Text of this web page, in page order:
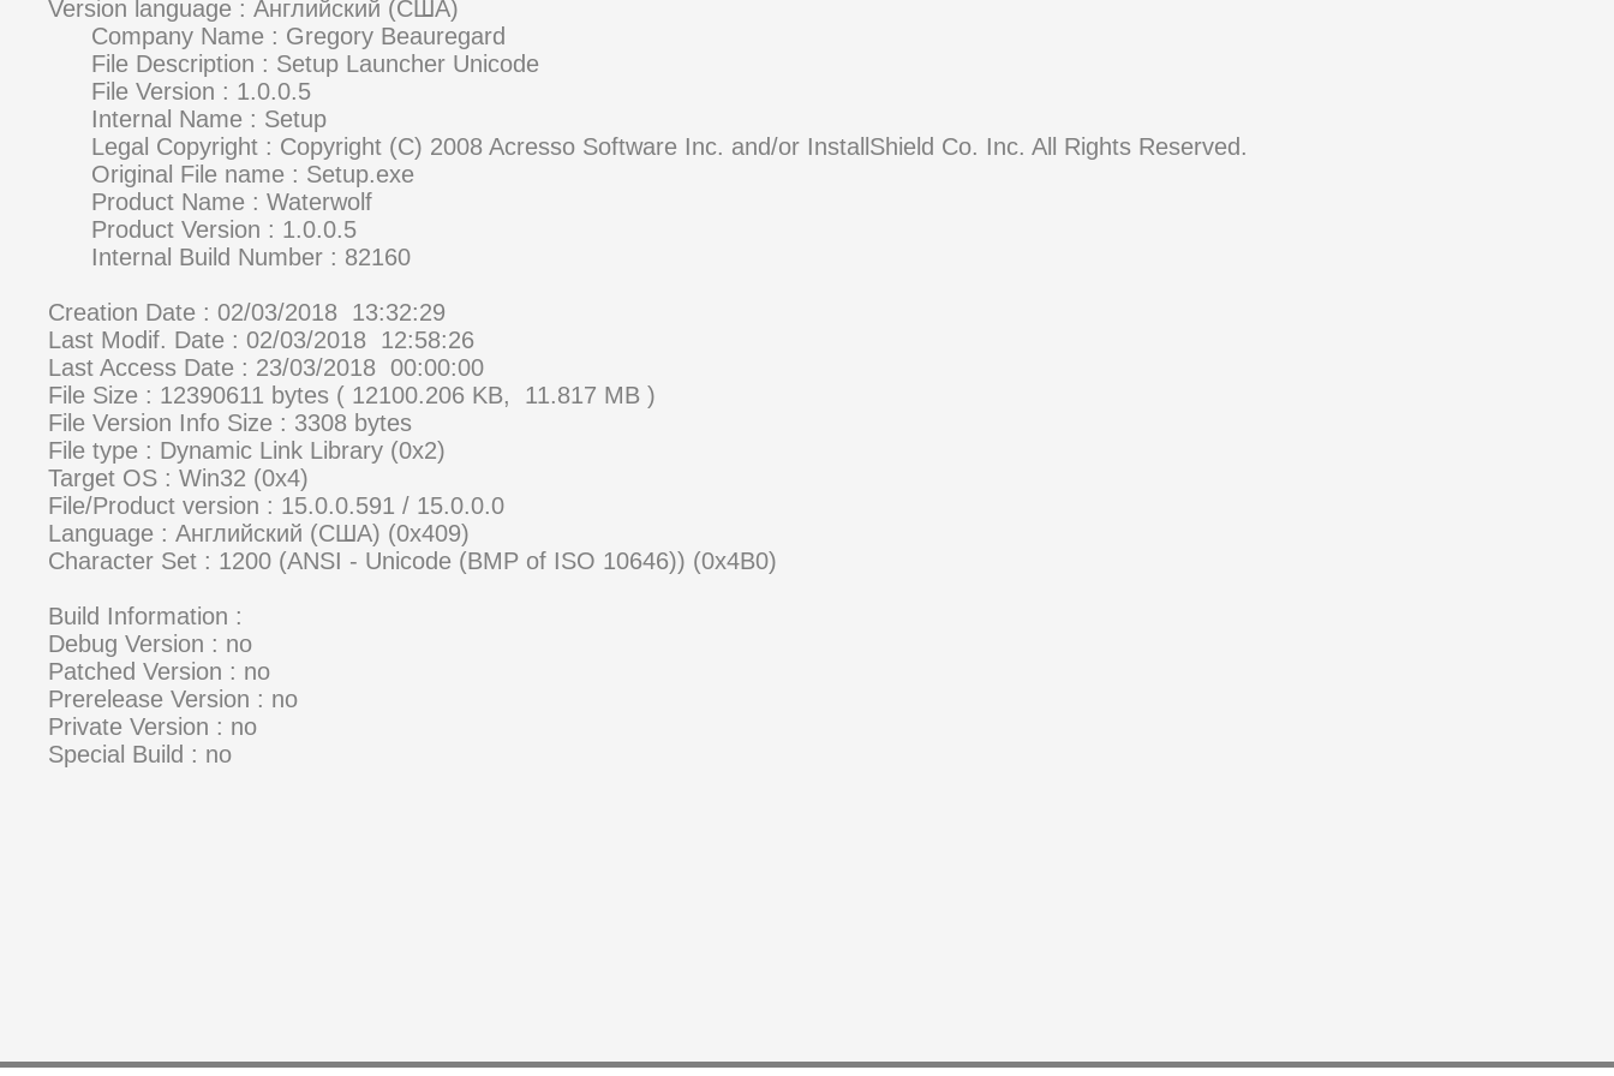
Version language : Английский (США)
Company Name : Gregory Beauregard
File Description : Setup Launcher Unicode
File Version : 1.0.0.5
Internal Name : Setup
Legal Copyright : Copyright (C) 2008 Acresso Software Inc. and/or InstallShield Co. Inc. All Rights Reserved.
Original File name : Setup.exe
Product Name : Waterwolf
Product Version : 1.0.0.5
Internal Build Number : 82160
Creation Date : 02/03/2018 13:32:29
Last Modif. Date : 02/03/2018 12:58:26
Last Access Date : 23/03/2018 00:00:00
File Size : 12390611 bytes ( 12100.206 KB, 11.817 MB )
File Version Info Size : 3308 bytes
File type : Dynamic Link Library (0x2)
Target OS : Win32 (0x4)
File/Product version : 15.0.0.591 / 15.0.0.0
Language : Английский (США) (0x409)
Character Set : 1200 (ANSI - Unicode (BMP of ISO 10646)) (0x4B0)
Build Information :
Debug Version : no
Patched Version : no
Prerelease Version : no
Private Version : no
Special Build : no